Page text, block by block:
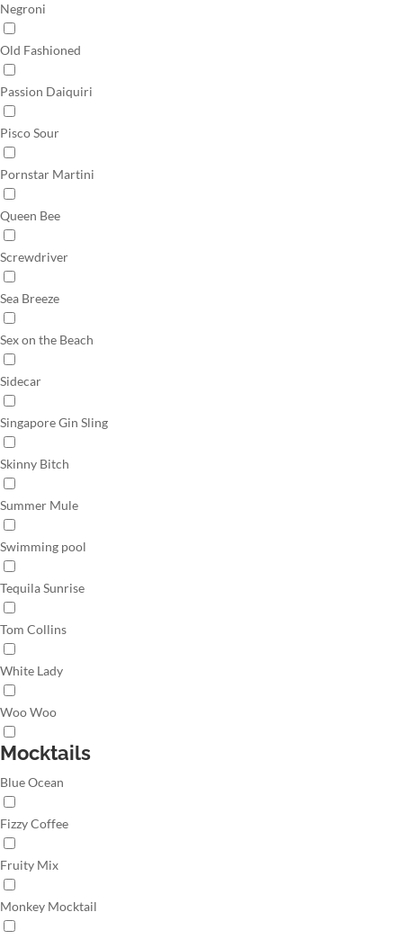
Negroni
Old Fashioned
Passion Daiquiri
Pisco Sour
Pornstar Martini
Queen Bee
Screwdriver
Sea Breeze
Sex on the Beach
Sidecar
Singapore Gin Sling
Skinny Bitch
Summer Mule
Swimming pool
Tequila Sunrise
Tom Collins
White Lady
Woo Woo
Mocktails
Blue Ocean
Fizzy Coffee
Fruity Mix
Monkey Mocktail